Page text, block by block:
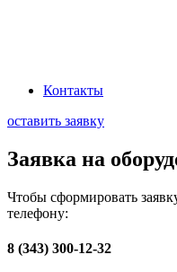
Контакты
оставить заявку
Заявка на
Чтобы сформировать
телефону:
8 (343) 300-12-32